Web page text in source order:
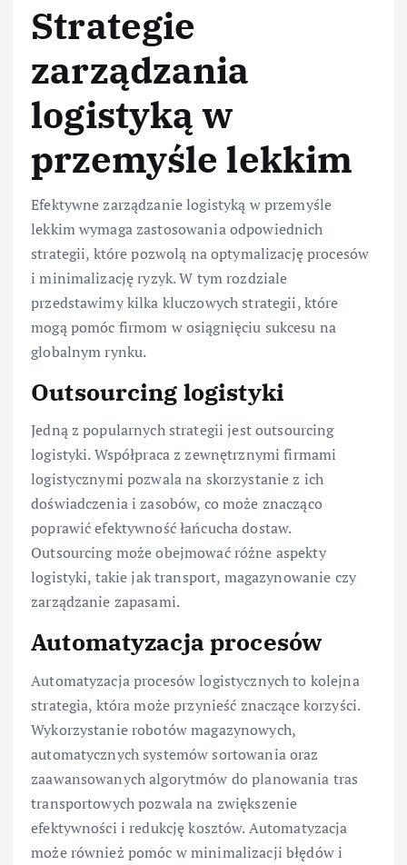
Strategie
zarządzania
logistyką w
przemyśle lekkim
Efektywne zarządzanie logistyką w przemyśle
lekkim wymaga zastosowania odpowiednich
strategii, które pozwolą na optymalizację procesów
i minimalizację ryzyk. W tym rozdziale
przedstawimy kilka kluczowych strategii, które
mogą pomóc firmom w osiągnięciu sukcesu na
globalnym rynku.
Outsourcing logistyki
Jedną z popularnych strategii jest outsourcing
logistyki. Współpraca z zewnętrznymi firmami
logistycznymi pozwala na skorzystanie z ich
doświadczenia i zasobów, co może znacząco
poprawić efektywność łańcucha dostaw.
Outsourcing może obejmować różne aspekty
logistyki, takie jak transport, magazynowanie czy
zarządzanie zapasami.
Automatyzacja procesów
Automatyzacja procesów logistycznych to kolejna
strategia, która może przynieść znaczące korzyści.
Wykorzystanie robotów magazynowych,
automatycznych systemów sortowania oraz
zaawansowanych algorytmów do planowania tras
transportowych pozwala na zwiększenie
efektywności i redukcję kosztów. Automatyzacja
może również pomóc w minimalizacji błędów i